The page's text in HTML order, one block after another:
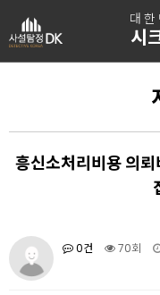
대
시
흥신소처리비용 의
0건 70회